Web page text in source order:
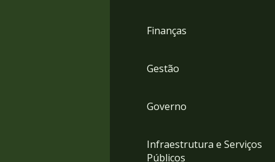
Finanças
Gestão
Governo
Infraestrutura e Serviços
Públicos